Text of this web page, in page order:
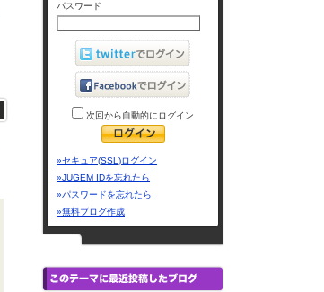
パスワード
次回から自動的にログイン
»セキュア(SSL)ログイン
»JUGEM IDを忘れたら
»パスワードを忘れたら
»無料ブログ作成